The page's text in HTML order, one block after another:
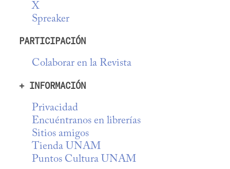
X
Spreaker
PARTICIPACIÓN
Colaborar en la Revista
+ INFORMACIÓN
Privacidad
Encuéntranos en librerías
Sitios amigos
Tienda UNAM
Puntos Cultura UNAM